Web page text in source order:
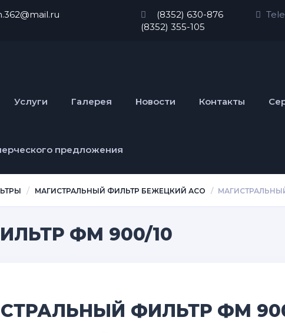
(8352) 630-876
(8352) 355-105
Услуги Галерея Новости Контакты
предложения
МАГИСТРАЛЬНЫЙ ФИЛЬТР БЕЖЕЦКИЙ АСО
ФМ 900/10
ФИЛЬТР ФМ